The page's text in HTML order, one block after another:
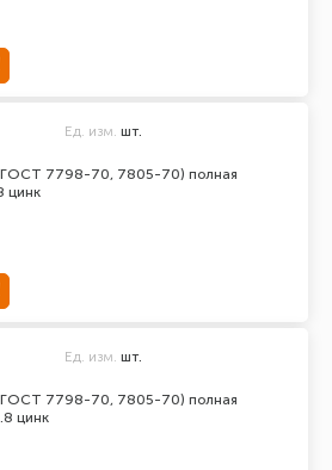
7798-70, 7805-70) полная
цинк
Ед. изм. шт.
7798-70, 7805-70) полная
цинк
Ед. изм. шт.